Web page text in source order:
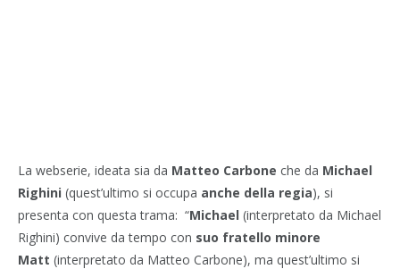
La webserie, ideata sia da Matteo Carbone che da Michael
Righini (quest’ultimo si occupa anche della regia), si
presenta con questa trama: “Michael (interpretato da Michael
Righini) convive da tempo con suo fratello minore
Matt (interpretato da Matteo Carbone), ma quest’ultimo si